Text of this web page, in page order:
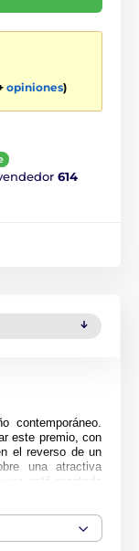
opiniones)
614
contemporáneo.
este premio, con
el reverso de un
una atractiva
está montada
trofeo también
gratuita con